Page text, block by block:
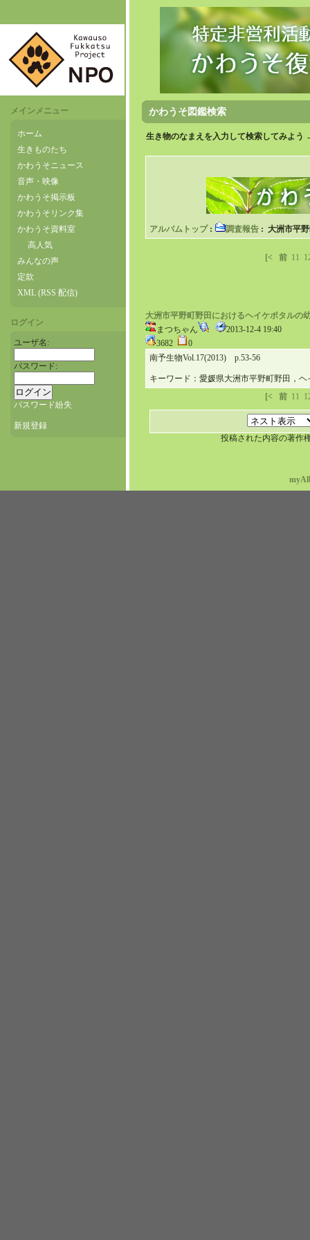
メインメニュー
ホーム
生きものたち
かわうそニュース
音声・映像
かわうそ掲示板
かわうそリンク集
かわうそ資料室
高人気
みんなの声
定款
XML (RSS 配信)
ログイン
ユーザ名:
パスワード:
パスワード紛失
新規登録
かわうそ図鑑検索
生き物のなまえを入力して検索してみよう
アルバムトップ: 調査報告 : 大洲市平
[< 前 11
大洲市平野町野田におけるヘイケボタルの
まつちゃん
2013-12-4 19:40
3682
0
南予生物Vol.17(2013) p.53-56
キーワード：愛媛県大洲市平野町野田，
[<
前 11
投稿された内容の著作